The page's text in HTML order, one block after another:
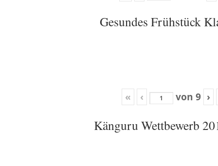
Gesundes Frühstück
« ‹ von 9 ›
Känguru Wettbewerb